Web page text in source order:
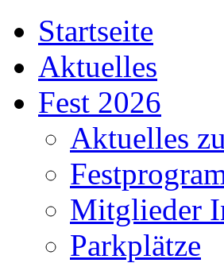
Startseite
Aktuelles
Fest 2026
Aktuelles
Mitglieder
Parkplätze